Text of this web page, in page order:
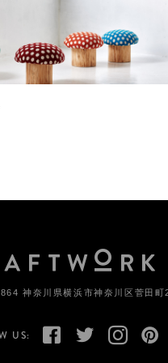
神奈川県横浜市神奈川区菅田
US: